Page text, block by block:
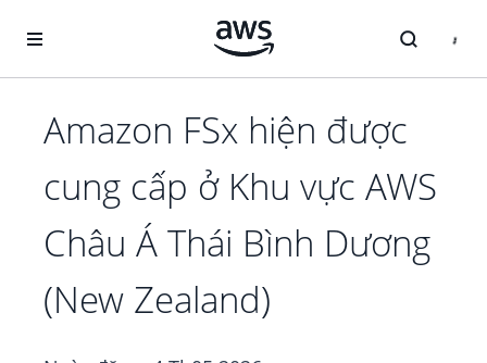
Amazon FSx hiện được
cung cấp ở Khu vực AWS
Châu Á Thái Bình Dương
(New Zealand)